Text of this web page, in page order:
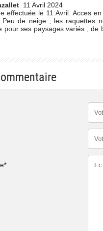
11 Avril 2024
effectuée le 11 Avril. Acces
Peu de neige , les raquettes
pour ses paysages variés ,